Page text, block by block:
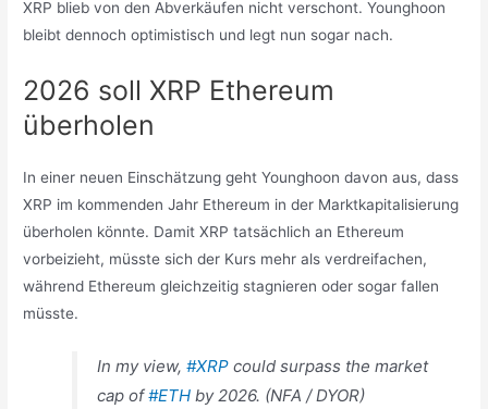
XRP blieb von den Abverkäufen nicht verschont. Younghoon
bleibt dennoch optimistisch und legt nun sogar nach.
2026 soll XRP Ethereum
überholen
In einer neuen Einschätzung geht Younghoon davon aus, dass
XRP im kommenden Jahr Ethereum in der Marktkapitalisierung
überholen könnte. Damit XRP tatsächlich an Ethereum
vorbeizieht, müsste sich der Kurs mehr als verdreifachen,
während Ethereum gleichzeitig stagnieren oder sogar fallen
müsste.
In my view,#XRP could surpass the market
cap of#ETH by 2026. (NFA / DYOR)